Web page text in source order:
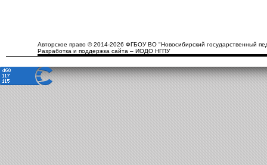
Авторское право © 2014-2026 ФГБОУ ВО "Новосибирский государственный
Разработка и поддержка сайта – ИОДО НГПУ